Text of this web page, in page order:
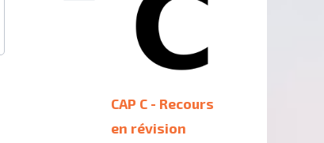
CAP C - Recours
en révision